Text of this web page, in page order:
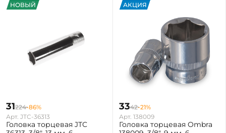
НОВЫЙ
31224-86%
Арт. JTC-36313
Головка торцевая JTC
АКЦИЯ
3342-21%
Арт. 138009
Головка торцевая Ombra